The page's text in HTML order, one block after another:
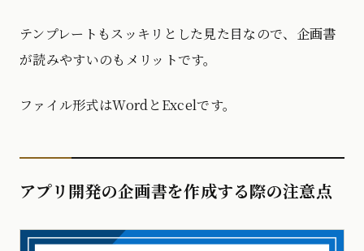
テンプレートもスッキリとした見た目なので、企画書
が読みやすいのもメリットです。
ファイル形式はWordとExcelです。
アプリ開発の企画書を作成する際の注意点